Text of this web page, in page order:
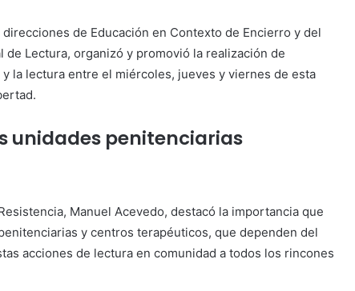
de Educación en Contexto de Encierro y del
Lectura, organizó y promovió la realización de
la lectura entre el miércoles, jueves y viernes de esta
unidades penitenciarias
Manuel Acevedo, destacó la importancia que
y centros terapéuticos, que dependen del
acciones de lectura en comunidad a todos los rincones